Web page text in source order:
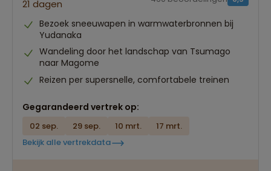
21 dagen
Bezoek sneeuwapen in warmwaterbronnen bij
Yudanaka
Wandeling door het landschap van Tsumago
naar Magome
Reizen per supersnelle, comfortabele treinen
Gegarandeerd vertrek op:
02 sep. 29 sep. 10 mrt.
17 mrt.
Bekijk alle vertrekdata